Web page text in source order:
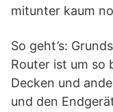
mitunter kaum
So geht’s:
Router ist um so
Decken und
und den